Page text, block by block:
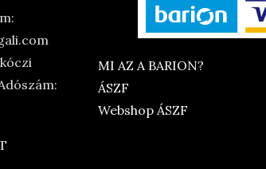
MI AZ A BARION?
ÁSZF
Webshop ÁSZF